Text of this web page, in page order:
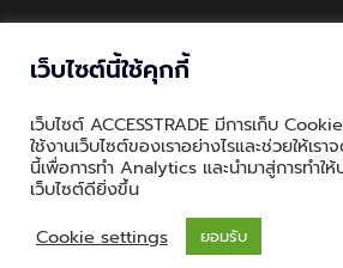
Thailand.a | All Rights
Privacy & Policy | Cookie
เว็บไซต์นี้ใช้คุกกี้
เว็บไซต์ ACCESSTRADE มีการเก็บ
ใช้งานเว็บไซต์ของเราอย่างไรและช่วยให้เร
นี้เพื่อการทำ Analytics และนำมาสู่การทำใ
เว็บไซต์ดียิ่งขึ้น
Cookie settings
ยอมรับ